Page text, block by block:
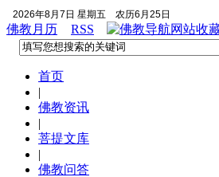
2026年8月7日 星期五 农历6月25日
佛教月历 RSS
首页
|
佛教资讯
|
菩提文库
|
佛教问答